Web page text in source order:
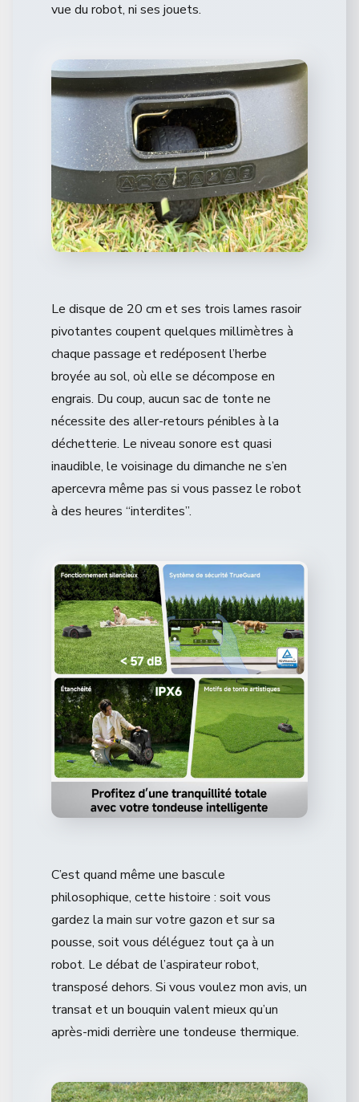
vue du robot, ni ses jouets.
Le disque de 20 cm et ses trois lames rasoir
pivotantes coupent quelques millimètres à
chaque passage et redéposent l’herbe
broyée au sol, où elle se décompose en
engrais. Du coup, aucun sac de tonte ne
nécessite des aller-retours pénibles à la
déchetterie. Le niveau sonore est quasi
inaudible, le voisinage du dimanche ne s’en
apercevra même pas si vous passez le robot
à des heures “interdites”.
C’est quand même une bascule
philosophique, cette histoire : soit vous
gardez la main sur votre gazon et sur sa
pousse, soit vous déléguez tout ça à un
robot. Le débat de l’aspirateur robot,
transposé dehors. Si vous voulez mon avis, un
transat et un bouquin valent mieux qu’un
après-midi derrière une tondeuse thermique.